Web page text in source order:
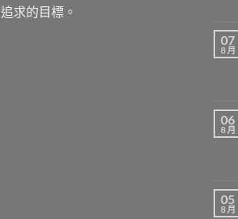
追求的目標。
07
8 月
06
8 月
05
8 月